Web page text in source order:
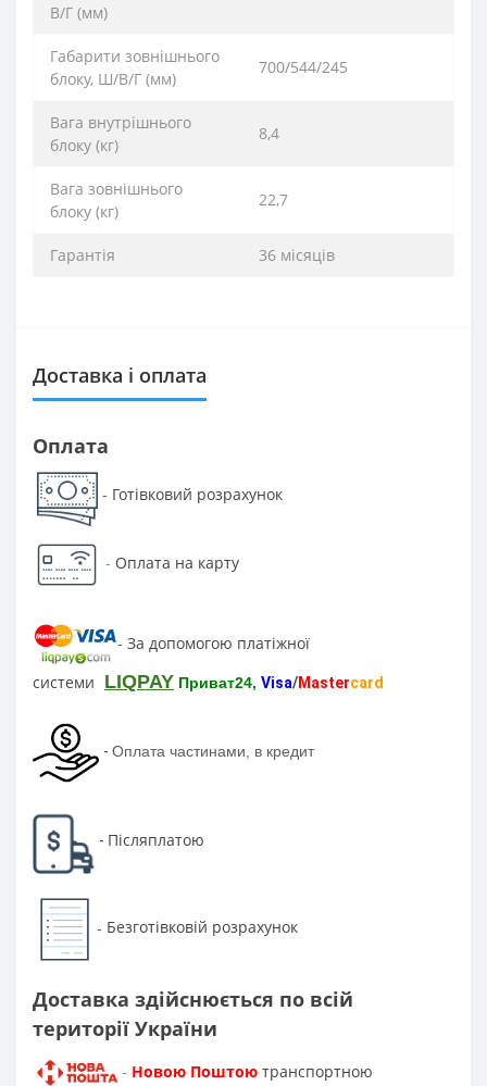
В/Г (мм)
Габарити зовнішнього
блоку, Ш/В/Г (мм)
700/544/245
Вага внутрішнього
блоку (кг)
8,4
Вага зовнішнього
блоку (кг)
22,7
Гарантія 36 місяців
Доставка і оплата
Оплата
- Готівковий розрахунок
- Оплата на карту
- За допомогою платіжної
системи LIQPAY Приват24, Visa/Mastercard
- Оплата частинами, в кредит
- Післяплатою
- Безготівковій розрахунок
Доставка здійснюється по всій
території України
- Новою Поштою транспортною